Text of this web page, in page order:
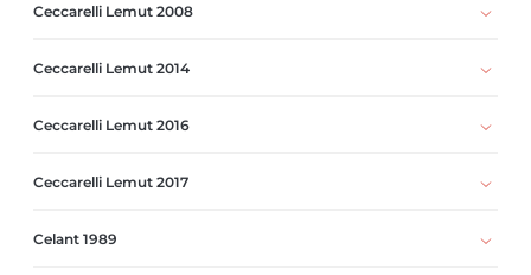
Ceccarelli Lemut 2008
Ceccarelli Lemut 2014
Ceccarelli Lemut 2016
Ceccarelli Lemut 2017
Celant 1989